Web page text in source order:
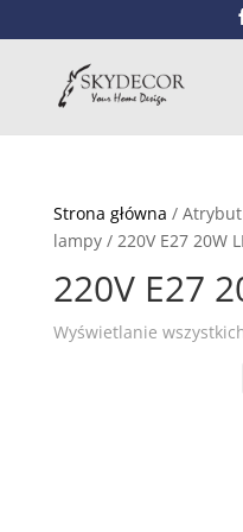
Strona główna /
lampy / 220V E27 20W
220V E27
Wyświetlanie